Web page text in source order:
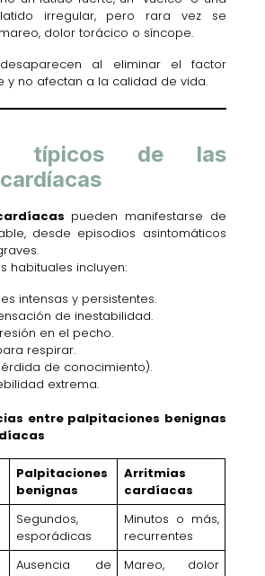
irregular, pero rara vez se
dolor torácico o síncope.
desaparecen al eliminar el factor
y no afectan a la calidad de vida.
típicos de las
pueden manifestarse de
desde episodios asintomáticos
habituales incluyen:
intensas y persistentes.
de inestabilidad.
en el pecho.
respirar.
de conocimiento).
extrema.
entre palpitaciones benignas
Palpitaciones
benignas
Arritmias
cardíacas
Segundos,
esporádicas
Minutos o más,
recurrentes
Ausencia de
Mareo, dolor